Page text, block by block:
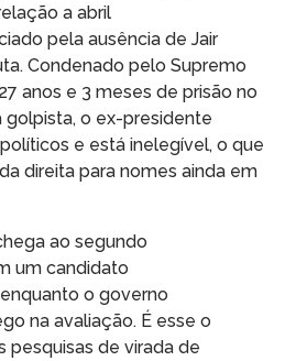
a abril
pela ausência de Jair
Condenado pelo Supremo
anos e 3 meses de prisão no
golpista, o ex-presidente
e está inelegível, o que
direita para nomes ainda em
ao segundo
um candidato
o governo
na avaliação. É esse o
pesquisas de virada de